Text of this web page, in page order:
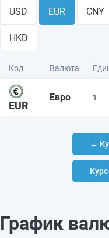
USD EUR CNY
HKD
Код Валюта
EUR
Евро 1
←
График